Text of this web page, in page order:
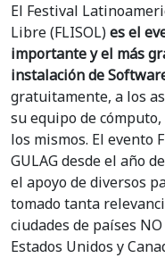
El Festival
Libre (FLISOL)es el
importante y el más
instalación de
gratuitamente, a los
su equipo de cómputo,
los mismos. El evento
GULAG desde el año
el apoyo de diversos
tomado tanta
ciudades de países
Estados Unidos y